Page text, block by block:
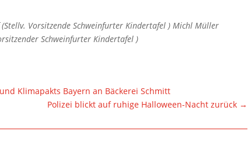
Vorsitzende Schweinfurter Kindertafel ) Michl Müller
Schweinfurter Kindertafel )
Klimapakts Bayern an Bäckerei Schmitt
Polizei blickt auf ruhige Halloween-Nacht zurück →